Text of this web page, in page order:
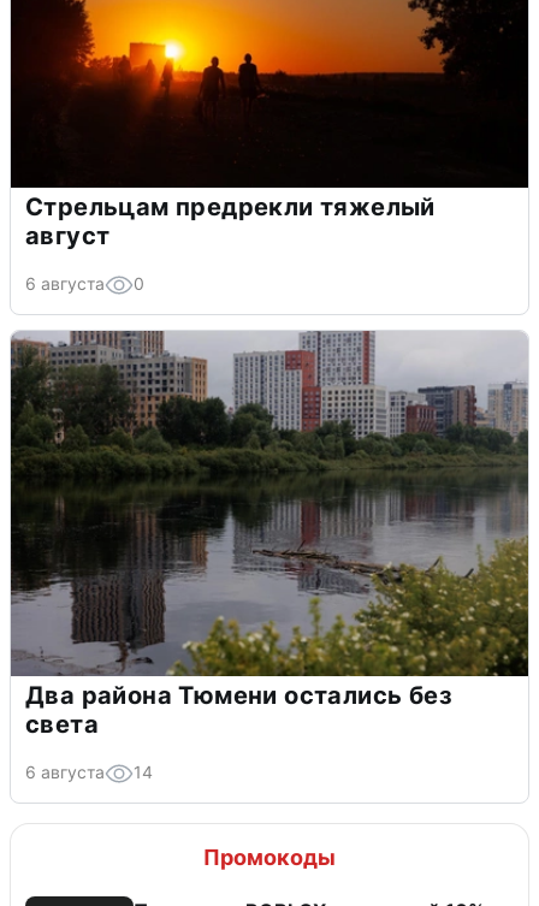
Стрельцам предрекли тяжелый
август
6 августа 0
Два района Тюмени остались без
света
6 августа 14
Промокоды